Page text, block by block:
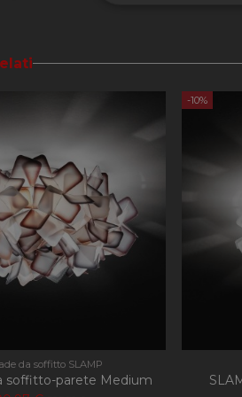
da soffitto SLAMP
soffitto-parete Medium
-10%
I cookie
dell'account. Il